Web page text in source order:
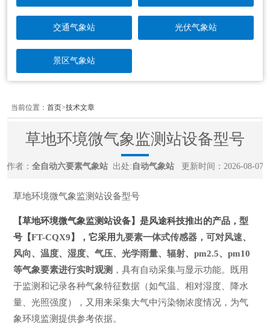
交通气象站 光伏气象站
景区气象站
当前位置： 首页>技术文章
草地环境微气象监测站设备型号
作者： 全自动六要素气象站 出处: 自动气象站 更新时间：2026-08-07
草地环境微气象监测站设备型号
【草地环境微气象监测站设备】是风途科技推出的产品，型
号【FT-CQX9 】，它采用九要素一体式传感器，可对风速、
风向、温度、湿度、气压、光学雨量、辐射、pm2.5、pm10
等气象要素进行实时观测 ，具有自动采集与显示功能。既用
于监测和记录各种气象特征数据（如气温、相对湿度、降水
量、光照强度），又用来采集大气中污染物浓度情况，为气
象环境监测提供参考依据。